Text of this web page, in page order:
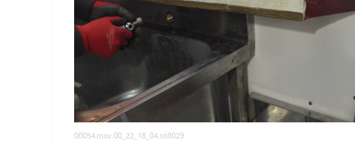
00054.mov.00_22_18_04.still029